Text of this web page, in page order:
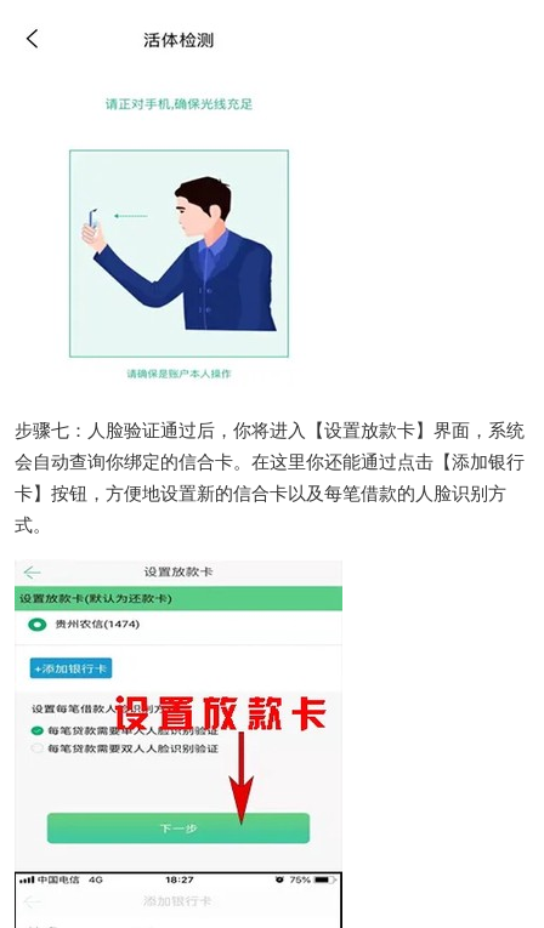
步骤七：人脸验证通过后，你将进入【设置放款卡】界面，系统
会自动查询你绑定的信合卡。在这里你还能通过点击【添加银行
卡】按钮，方便地设置新的信合卡以及每笔借款的人脸识别方
式。